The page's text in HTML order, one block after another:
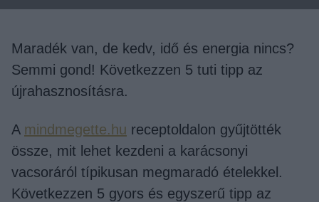
Maradék van, de kedv, idő és energia nincs?
Semmi gond! Következzen 5 tuti tipp az
újrahasznosításra.
A mindmegette.hu receptoldalon gyűjtötték
össze, mit lehet kezdeni a karácsonyi
vacsoráról típikusan megmaradó ételekkel.
Következzen 5 gyors és egyszerű tipp az